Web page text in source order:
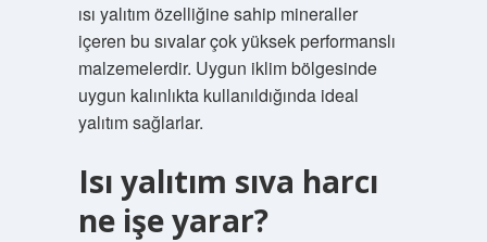
ısı yalıtım özelliğine sahip mineraller
içeren bu sıvalar çok yüksek performanslı
malzemelerdir. Uygun iklim bölgesinde
uygun kalınlıkta kullanıldığında ideal
yalıtım sağlarlar.
Isı yalıtım sıva harcı
ne işe yarar?